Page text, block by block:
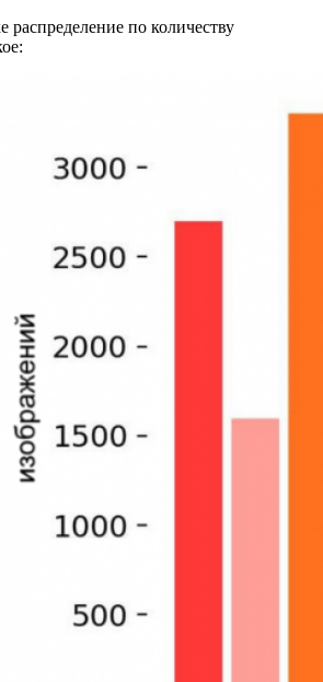
по количеству